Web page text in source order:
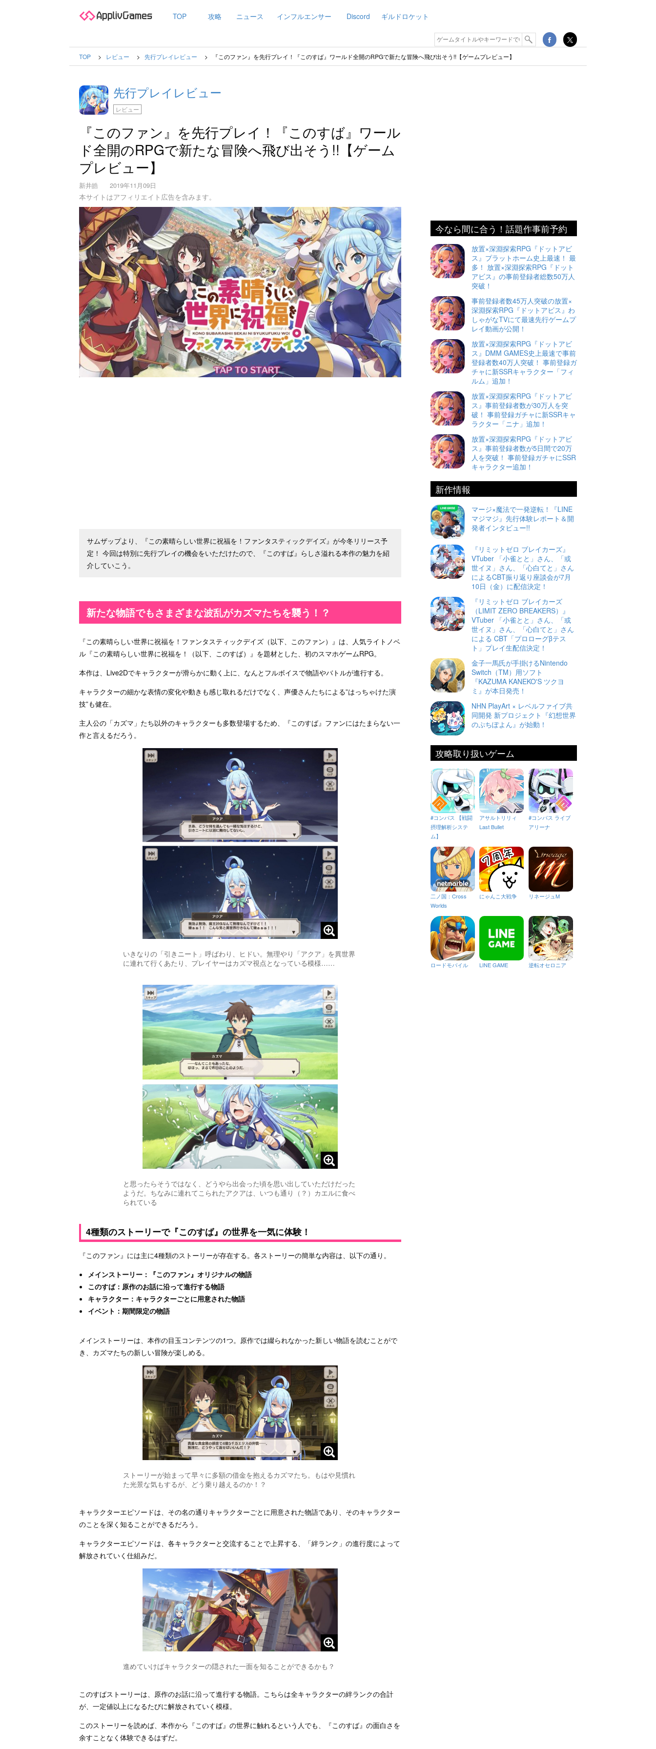
TOP 攻略 ニュース インフルエンサー Discord ギルドロケット
TOP レビュー 先行プレイレビュー 『このファン』を先行プレイ！『このすば』ワールド全開のRPGで新たな冒険へ飛び出そう!!【ゲームプレビュー】
先行プレイレビュー
レビュー
『このファン』を先行プレイ！『このすば』ワール
ド全開のRPGで新たな冒険へ飛び出そう!!【ゲーム
プレビュー】
新井皓 2019年11月09日
本サイトはアフィリエイト広告を含みます。
サムザップより、『この素晴らしい世界に祝福を！ファンタスティックデイズ』が今冬リリース予
定！ 今回は特別に先行プレイの機会をいただけたので、『このすば』らしさ溢れる本作の魅力を紹
介していこう。
新たな物語でもさまざまな波乱がカズマたちを襲う！？
『この素晴らしい世界に祝福を！ファンタスティックデイズ（以下、このファン）』は、人気ライトノベ
ル『この素晴らしい世界に祝福を！（以下、このすば）』を題材とした、初のスマホゲームRPG。
本作は、Live2Dでキャラクターが滑らかに動く上に、なんとフルボイスで物語やバトルが進行する。
キャラクターの細かな表情の変化や動きも感じ取れるだけでなく、声優さんたちによる”はっちゃけた演
技”も健在。
主人公の「カズマ」たち以外のキャラクターも多数登場するため、『このすば』ファンにはたまらない一
作と言えるだろう。
いきなりの「引きニート」呼ばわり、ヒドい。無理やり「アクア」を異世界
に連れて行くあたり、プレイヤーはカズマ視点となっている模様……
と思ったらそうではなく、どうやら出会った頃を思い出していただけだった
ようだ。ちなみに連れてこられたアクアは、いつも通り（？）カエルに食べ
られている
4種類のストーリーで『このすば』の世界を一気に体験！
『このファン』には主に4種類のストーリーが存在する。各ストーリーの簡単な内容は、以下の通り。
メインストーリー：『このファン』オリジナルの物語
このすば：原作のお話に沿って進行する物語
キャラクター：キャラクターごとに用意された物語
イベント：期間限定の物語
メインストーリーは、本作の目玉コンテンツの1つ。原作では綴られなかった新しい物語を読むことがで
き、カズマたちの新しい冒険が楽しめる。
ストーリーが始まって早々に多額の借金を抱えるカズマたち。もはや見慣れ
た光景な気もするが、どう乗り越えるのか！？
キャラクターエピソードは、その名の通りキャラクターごとに用意された物語であり、そのキャラクター
のことを深く知ることができるだろう。
キャラクターエピソードは、各キャラクターと交流することで上昇する、「絆ランク」の進行度によって
解放されていく仕組みだ。
進めていけばキャラクターの隠された一面を知ることができるかも？
このすばストーリーは、原作のお話に沿って進行する物語。こちらは全キャラクターの絆ランクの合計
が、一定値以上になるたびに解放されていく模様。
このストーリーを読めば、本作から『このすば』の世界に触れるという人でも、『このすば』の面白さを
余すことなく体験できるはずだ。
今なら間に合う！話題作事前予約
放置×深淵探索RPG『ドットアビ
ス』プラットホーム史上最速！ 最
多！ 放置×深淵探索RPG『ドット
アビス』の事前登録者総数50万人
突破！
事前登録者数45万人突破の放置×
深淵探索RPG『ドットアビス』わ
しゃがなTVにて最速先行ゲームプ
レイ動画が公開！
放置×深淵探索RPG『ドットアビ
ス』DMM GAMES史上最速で事前
登録者数40万人突破！ 事前登録ガ
チャに新SSRキャラクター「フィ
ルム」追加！
放置×深淵探索RPG『ドットアビ
ス』事前登録者数が30万人を突
破！ 事前登録ガチャに新SSRキャ
ラクター「ニナ」追加！
放置×深淵探索RPG『ドットアビ
ス』事前登録者数が5日間で20万
人を突破！ 事前登録ガチャにSSR
キャラクター追加！
新作情報
マージ×魔法で一発逆転！『LINE
マジマジ』先行体験レポート＆開
発者インタビュー!!
『リミットゼロ ブレイカーズ』
VTuber 「小雀とと」さん、「或
世イヌ」さん、「心白てと」さん
によるCBT振り返り座談会が7月
10日（金）に配信決定！
『リミットゼロ ブレイカーズ
（LIMIT ZERO BREAKERS）』
VTuber 「小雀とと」さん、「或
世イヌ」さん、「心白てと」さん
による CBT「プロローグβテス
ト」プレイ生配信決定！
金子一馬氏が手掛けるNintendo
Switch（TM）用ソフト
『KAZUMA KANEKO'S ツクヨ
ミ』が本日発売！
NHN PlayArt × レベルファイブ共
同開発 新プロジェクト『幻想世界
のぷちぽよん』が始動！
攻略取り扱いゲーム
#コンパス 【戦闘
摂理解析システ
ム】
アサルトリリィ
Last Bullet
#コンパス ライブ
アリーナ
二ノ国：Cross
Worlds
にゃんこ大戦争 リネージュM
ロードモバイル LINE GAME 逆転オセロニア